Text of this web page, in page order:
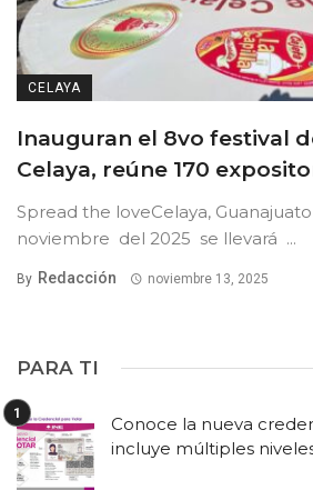
CELAYA
Inauguran el 8vo festival
Celaya, reúne 170
Spread the loveCelaya, Guanajuato
noviembre del 2025 se llevará ...
By Redacción noviembre 13, 2025
PARA TI
Conoce la nueva
incluye múltiples